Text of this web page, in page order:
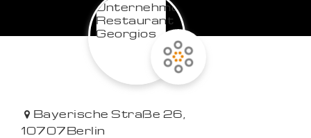
Bayerische Straße 26,
10707Berlin